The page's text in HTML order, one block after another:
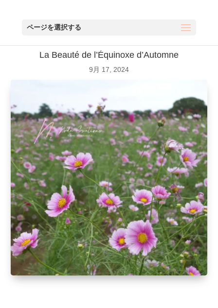
ページを選択する
La Beauté de l’Équinoxe d’Automne
9月 17, 2024